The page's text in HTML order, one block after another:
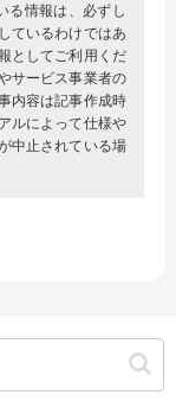
る情報は、必ずし
ているわけではあ
としてご利用くだ
サービス事業者の
内容は記事作成時
ルによって仕様や
中止されている場